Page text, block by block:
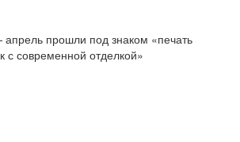
прошли под знаком «печать
с современной отделкой»